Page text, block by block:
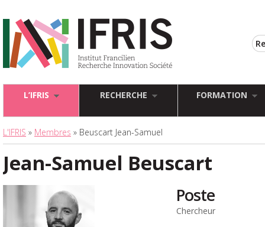
L’IFRIS RECHERCHE FORMATION
L'IFRIS » Membres » Beuscart Jean-Samuel
Jean-Samuel Beuscart
Poste
Chercheur